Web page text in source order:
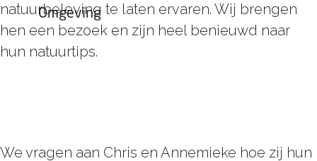
Omgeving
natuurbeleving te laten ervaren. Wij brengen
hen een bezoek en zijn heel benieuwd naar
hun natuurtips.
We vragen aan Chris en Annemieke hoe zij hun